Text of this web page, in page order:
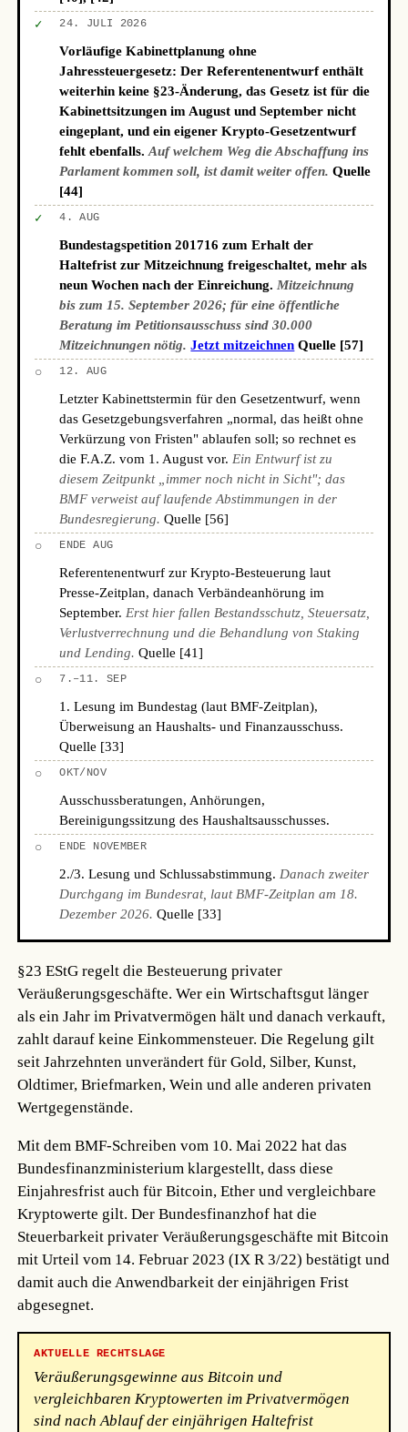
✓ 24. JULI 2026
Vorläufige Kabinettplanung ohne
Jahressteuergesetz: Der Referentenentwurf enthält
weiterhin keine §23-Änderung, das Gesetz ist für die
Kabinettsitzungen im August und September nicht
eingeplant, und ein eigener Krypto-Gesetzentwurf
fehlt ebenfalls.Auf welchem Weg die Abschaffung ins
Parlament kommen soll, ist damit weiter offen. Quelle
[44]
✓ 4. AUG
Bundestagspetition 201716 zum Erhalt der
Haltefrist zur Mitzeichnung freigeschaltet, mehr als
neun Wochen nach der Einreichung. Mitzeichnung
bis zum 15. September 2026; für eine öffentliche
Beratung im Petitionsausschuss sind 30.000
Mitzeichnungen nötig. Jetzt mitzeichnen Quelle [57]
○ 12. AUG
Letzter Kabinettstermin für den Gesetzentwurf, wenn
das Gesetzgebungsverfahren „normal, das heißt ohne
Verkürzung von Fristen" ablaufen soll; so rechnet es
die F.A.Z. vom 1. August vor. Ein Entwurf ist zu
diesem Zeitpunkt „immer noch nicht in Sicht"; das
BMF verweist auf laufende Abstimmungen in der
Bundesregierung. Quelle [56]
○ ENDE AUG
Referentenentwurf zur Krypto-Besteuerung laut
Presse-Zeitplan, danach Verbändeanhörung im
September. Erst hier fallen Bestandsschutz, Steuersatz,
Verlustverrechnung und die Behandlung von Staking
und Lending. Quelle [41]
○ 7.–11. SEP
1. Lesung im Bundestag (laut BMF-Zeitplan),
Überweisung an Haushalts- und Finanzausschuss.
Quelle [33]
○ OKT/NOV
Ausschussberatungen, Anhörungen,
Bereinigungssitzung des Haushaltsausschusses.
○ ENDE NOVEMBER
2./3. Lesung und Schlussabstimmung. Danach zweiter
Durchgang im Bundesrat, laut BMF-Zeitplan am 18.
Dezember 2026. Quelle [33]
§23 EStG regelt die Besteuerung privater
Veräußerungsgeschäfte. Wer ein Wirtschaftsgut länger
als ein Jahr im Privatvermögen hält und danach verkauft,
zahlt darauf keine Einkommensteuer. Die Regelung gilt
seit Jahrzehnten unverändert für Gold, Silber, Kunst,
Oldtimer, Briefmarken, Wein und alle anderen privaten
Wertgegenstände.
Mit dem BMF-Schreiben vom 10. Mai 2022 hat das
Bundesfinanzministerium klargestellt, dass diese
Einjahresfrist auch für Bitcoin, Ether und vergleichbare
Kryptowerte gilt. Der Bundesfinanzhof hat die
Steuerbarkeit privater Veräußerungsgeschäfte mit Bitcoin
mit Urteil vom 14. Februar 2023 (IX R 3/22) bestätigt und
damit auch die Anwendbarkeit der einjährigen Frist
abgesegnet.
AKTUELLE RECHTSLAGE
Veräußerungsgewinne aus Bitcoin und
vergleichbaren Kryptowerten im Privatvermögen
sind nach Ablauf der einjährigen Haltefrist